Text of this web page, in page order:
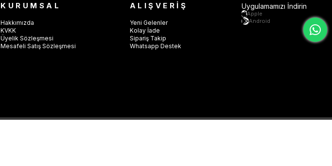
KURUMSAL
Hakkımızda
KVKK
Üyelik Sözleşmesi
Mesafeli Satış Sözleşmesi
ALIŞVERİŞ
Yeni Gelenler
Kolay İade
Sipariş Takip
Whatsapp Destek
Uygulamamızı İndirin
Apple
Android